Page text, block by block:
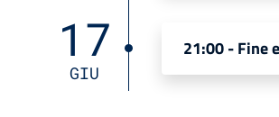
17
GIU
21:00 - Fine